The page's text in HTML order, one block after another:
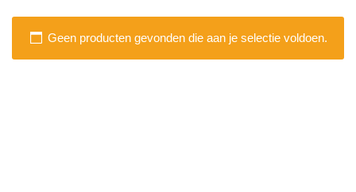
Geen producten gevonden die aan je selectie voldoen.